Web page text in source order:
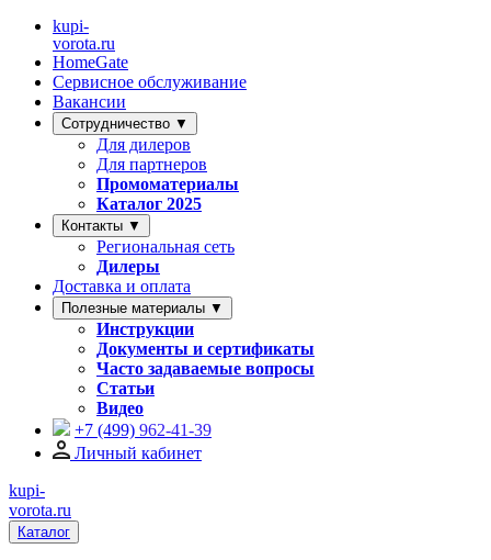
kupi-
vorota.ru
HomeGate
Сервисное обслуживание
Вакансии
Сотрудничество ▼
Для дилеров
Для партнеров
Промоматериалы
Каталог 2025
Контакты ▼
Региональная сеть
Дилеры
Доставка и оплата
Полезные материалы ▼
Инструкции
Документы и сертификаты
Часто задаваемые вопросы
Статьи
Видео
+7 (499) 962-41-39
Личный кабинет
kupi-
vorota.ru
Каталог